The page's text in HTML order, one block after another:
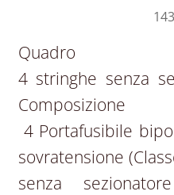
Quadro
4 stringhe senza
4 Portafusibile
sovratensione
senza